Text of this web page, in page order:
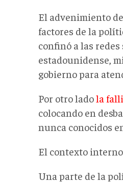
El advenimiento
factores de la
confinó a las
estadounidense,
gobierno para
Por otro ladola
colocando en
nunca conocidos
El contexto
Una parte de la